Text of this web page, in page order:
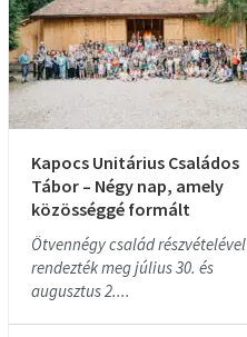
Kapocs Unitárius Családos
Tábor – Négy nap, amely
közösséggé formált
Ötvennégy család részvételével
rendezték meg július 30. és
augusztus 2....